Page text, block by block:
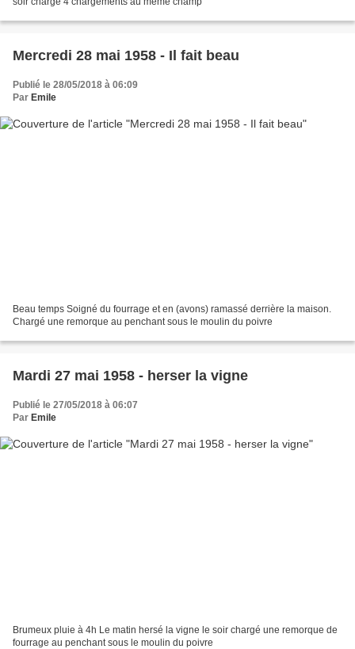
Mercredi 28 mai 1958 - Il fait beau
Publié le 28/05/2018 à 06:09
Par Emile
Beau temps Soigné du fourrage et en (avons) ramassé derrière la maison.
Chargé une remorque au penchant sous le moulin du poivre
Mardi 27 mai 1958 - herser la vigne
Publié le 27/05/2018 à 06:07
Par Emile
Brumeux pluie à 4h Le matin hersé la vigne le soir chargé une remorque de
fourrage au penchant sous le moulin du poivre